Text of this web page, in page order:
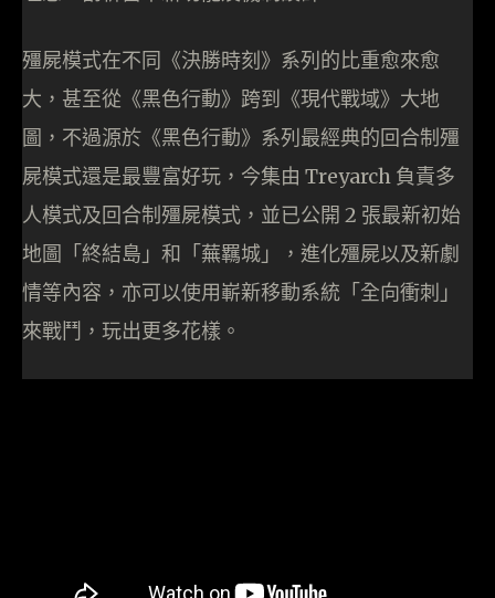
殭屍模式在不同《決勝時刻》系列的比重愈來愈
大，甚至從《黑色行動》跨到《現代戰域》大地
圖，不過源於《黑色行動》系列最經典的回合制殭
屍模式還是最豐富好玩，今集由 Treyarch 負責多
人模式及回合制殭屍模式，並已公開 2 張最新初始
地圖「終結島」和「蕪羈城」，進化殭屍以及新劇
情等內容，亦可以使用嶄新移動系統「全向衝刺」
來戰鬥，玩出更多花樣。